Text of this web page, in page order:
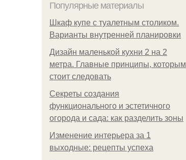
Популярные материалы
Шкаф купе с туалетным столиком.
Варианты внутренней планировки
Дизайн маленькой кухни 2 на 2
метра. Главные принципы, которым
стоит следовать
Секреты создания
функционального и эстетичного
огорода и сада: как разделить зоны
Изменение интерьера за 1
выходные: рецепты успеха